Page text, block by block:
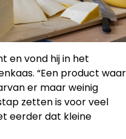
en vond hij in het
“Een product waar
er maar weinig
zetten is voor veel
eerder dat kleine